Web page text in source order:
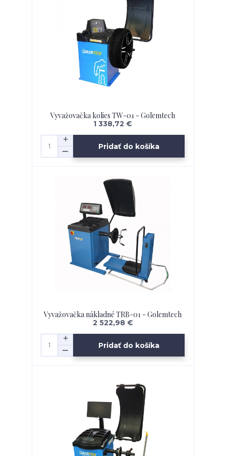
Vyvažovačka kolies TW-01 - Golemtech
1 338,72 €
Pridať do košíka
Vyvažovačka nákladné TRB-01 - Golemtech
2 522,98 €
Pridať do košíka